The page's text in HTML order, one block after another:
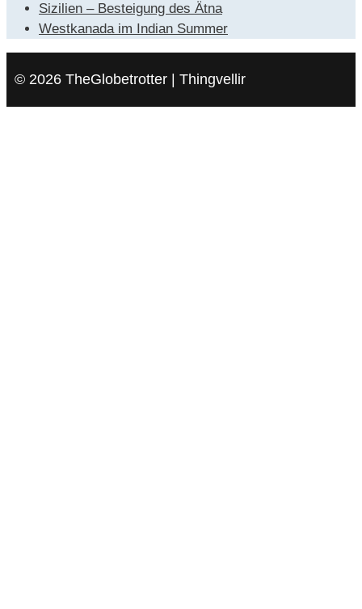
Sizilien – Besteigung des Ätna
Westkanada im Indian Summer
© 2026 TheGlobetrotter | Thingvellir